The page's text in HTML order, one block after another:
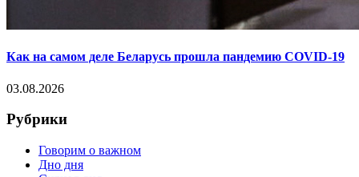
Как на самом деле Беларусь прошла пандемию COVID-19
03.08.2026
Рубрики
Говорим о важном
Дно дня